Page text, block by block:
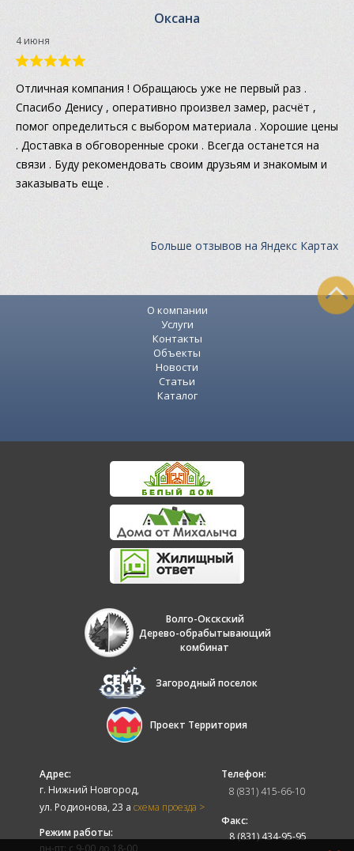
Оксана
4 июня
Отличная компания ! Обращаюсь уже не первый раз .
Спасибо Денису , оперативно произвел замер, расчёт ,
помог определиться с выбором материала . Хорошие цены
. Доставка в обговоренные сроки . Всегда останется на
связи . Буду рекомендовать своим друзьям и знакомым и
заказывать еще .
Больше отзывов на Яндекс Картах
О компании
Услуги
Контакты
Объекты
Новости
Статьи
Каталог
Волго-Окскский
Дерево-обрабытывающий
комбинат
Загородный поселок
Проект Территория
Адрес:
г. Нижний Новгород,
ул. Родионова, 23 а схема проезда >
Режим работы:
Телефон:
8 (831) 415-66-10
Факс:
8 (831) 434-95-95